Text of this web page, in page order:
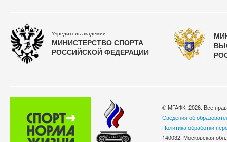
Учредитель академии
МИНИСТЕРСТВО СПОРТА
РОССИЙСКОЙ ФЕДЕРАЦИИ
© МГАФК, 2026. Все
Сведения об
Политика обработки
140032, Московская